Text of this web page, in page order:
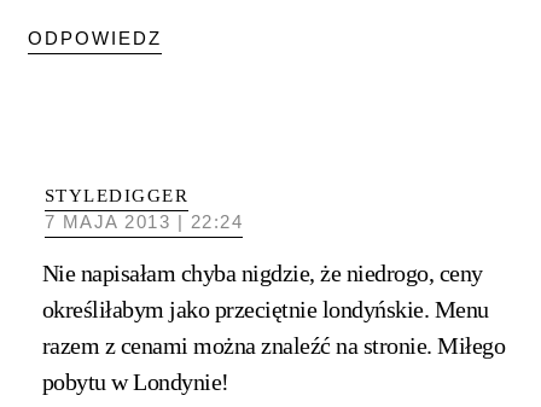
ODPOWIEDZ
STYLEDIGGER
7 MAJA 2013 | 22:24
Nie napisałam chyba nigdzie, że niedrogo, ceny
określiłabym jako przeciętnie londyńskie. Menu
razem z cenami można znaleźć na stronie. Miłego
pobytu w Londynie!